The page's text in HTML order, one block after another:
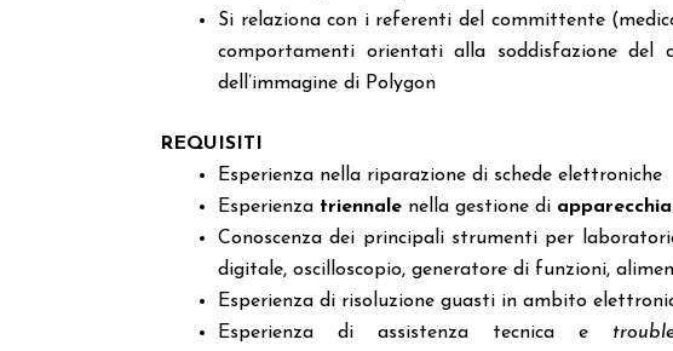
Si relaziona con i referenti del committente
comportamenti orientati alla soddisfazione del
dell’immagine di Polygon
REQUISITI
Esperienza nella riparazione di schede elettroniche
Esperienza triennale nella gestione di
Conoscenza dei principali strumenti per
digitale, oscilloscopio, generatore di funzioni,
Esperienza di risoluzione guasti in ambito
Esperienza di assistenza tecnica e